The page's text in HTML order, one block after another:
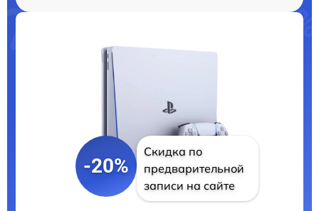
-20%
Скидка по
предварительной
записи на сайте